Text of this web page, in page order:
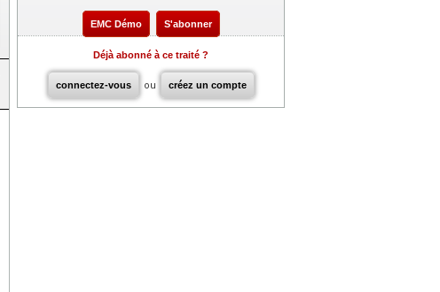
EMC Démo S'abonner
Déjà abonné à ce traité ?
connectez-vous ou créez un compte